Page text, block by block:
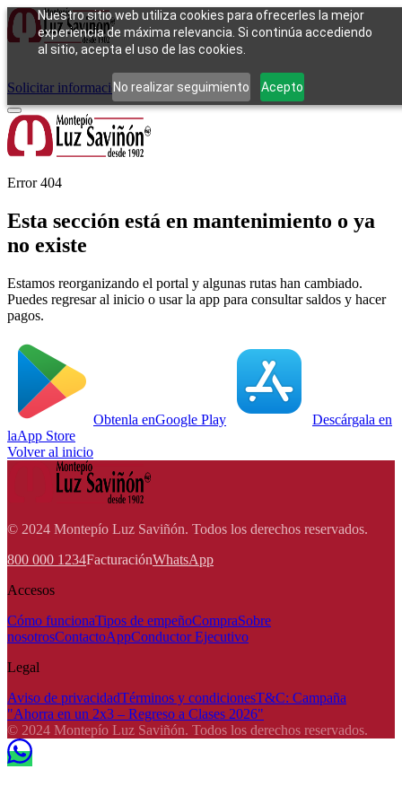
Nuestro sitio web utiliza cookies para ofrecerles la mejor
experiencia de máxima relevancia. Si continúa accediendo
al sitio, acepta el uso de las cookies.
No realizar seguimiento Acepto
Cómo funcionaTipos de empeñoCompraContacto
Solicitar información Iniciar sesión
Error 404
Esta sección está en mantenimiento o ya
no existe
Estamos reorganizando el portal y algunas rutas han cambiado.
Puedes regresar al inicio o usar la app para consultar saldos y hacer
pagos.
Obtenla enGoogle Play
Descárgala en
laApp Store
Volver al inicio
© 2024 Montepío Luz Saviñón. Todos los derechos reservados.
800 000 1234FacturaciónWhatsApp
Accesos
Cómo funcionaTipos de empeñoCompraSobre
nosotrosContactoAppConductor Ejecutivo
Legal
Aviso de privacidadTérminos y condicionesT&C: Campaña
"Ahorra en un 2x3 – Regreso a Clases 2026"
© 2024 Montepío Luz Saviñón. Todos los derechos reservados.